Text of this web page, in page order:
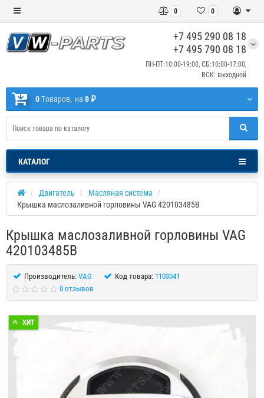
0
0
+7 495 290 08 18
+7 495 790 08 18
ПН-ПТ:10:00-19:00, СБ:10:00-17:00,
ВСК: выходной
0Tоваров, на 0 ₽
КАТАЛОГ
Двигатель
Масляная система
Крышка маслозаливной горловины VAG 420103485B
Крышка маслозаливной горловины VAG
420103485B
Производитель: VAG Код товара: 1103041
0 отзывов
ХИТ